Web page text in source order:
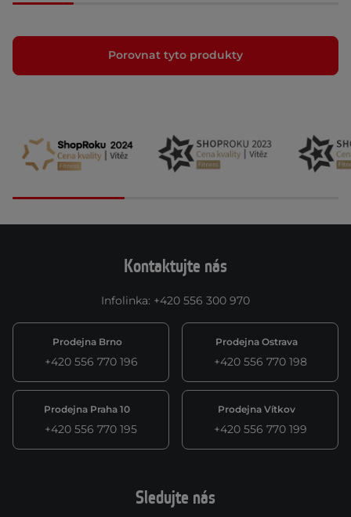
Porovnat tyto produkty
Kontaktujte nás
Infolinka: +420 556 300 970
Prodejna Brno
+420 556 770 196
Prodejna Ostrava
+420 556 770 198
Prodejna Praha 10
+420 556 770 195
Prodejna Vítkov
+420 556 770 199
Sledujte nás